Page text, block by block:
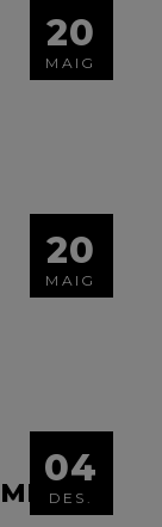
20
MAIG
20
MAIG
04
DES.